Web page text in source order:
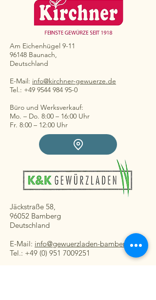
Am Eichenhügel 9-11
96148 Baunach,
Deutschland
E-Mail: info@kirchner-gewuerze.de
Tel.: +49 9544 984 95-0
Büro und Werksverkauf:
Mo. – Do. 8:00 – 16:00 Uhr
Fr. 8:00 – 12:00 Uhr
Jäckstraße 58,
96052 Bamberg
Deutschland
E-Mail: info@gewuerzladen-bamberg.de
Tel.: +49 (0) 951 7009251